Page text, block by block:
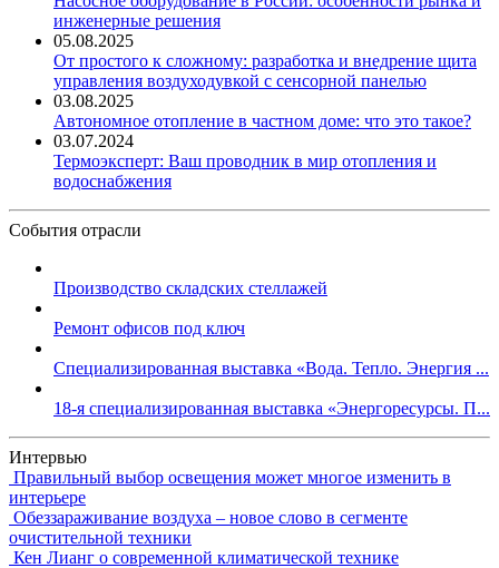
инженерные решения
05.08.2025
От простого к сложному: разработка и внедрение щита
управления воздуходувкой с сенсорной панелью
03.08.2025
Автономное отопление в частном доме: что это такое?
03.07.2024
Термоэксперт: Ваш проводник в мир отопления и
водоснабжения
События отрасли
Производство складских стеллажей
Ремонт офисов под ключ
Специализированная выставка «Вода. Тепло. Энергия ...
18-я специализированная выставка «Энергоресурсы. П...
Интервью
Правильный выбор освещения может многое изменить в
интерьере
Обеззараживание воздуха – новое слово в сегменте
очистительной техники
Кен Лианг о современной климатической технике